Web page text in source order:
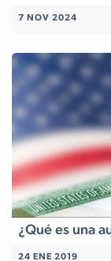
7 NOV 2024
¿Qué es una
24 ENE 2019